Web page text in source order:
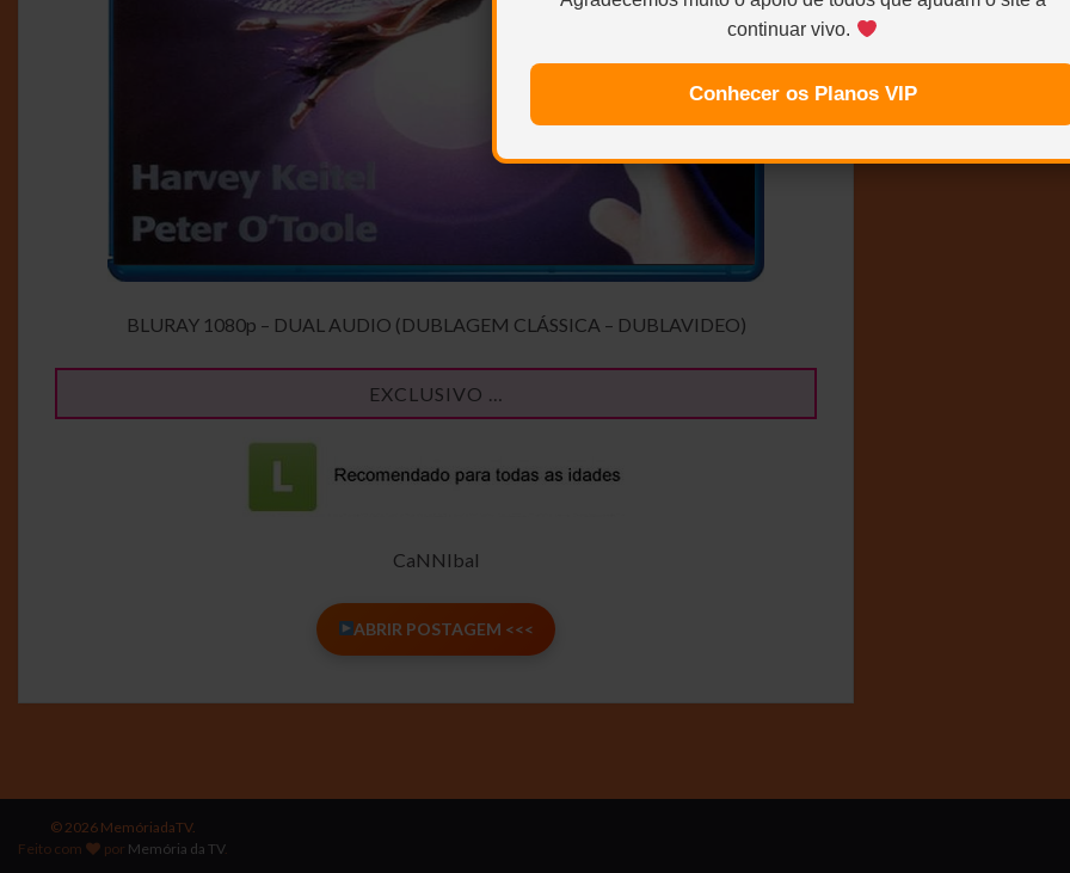
continuar vivo.
Conhecer os Planos VIP
BLURAY 1080p – DUAL AUDIO (DUBLAGEM CLÁSSICA – DUBLAVIDEO)
EXCLUSIVO …
CaNNIbal
ABRIR POSTAGEM <<<
© 2026 MemóriadaTV.
Feito com
por Memória da TV.